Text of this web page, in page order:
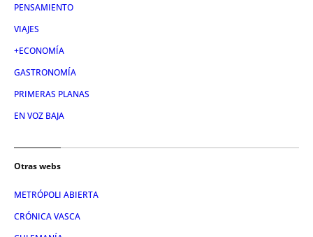
PENSAMIENTO
VIAJES
+ECONOMÍA
GASTRONOMÍA
PRIMERAS PLANAS
EN VOZ BAJA
Otras webs
METRÓPOLI ABIERTA
CRÓNICA VASCA